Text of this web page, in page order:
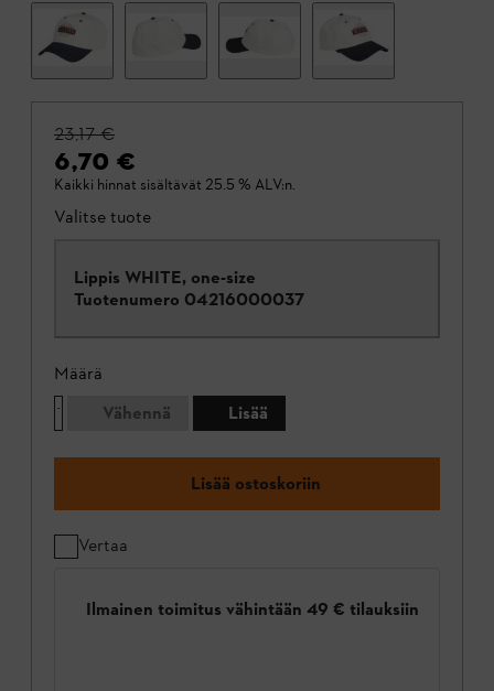
23,17 €
6,70 €
Kaikki hinnat sisältävät 25.5 % ALV:n.
Valitse tuote
Lippis WHITE, one-size
Tuotenumero 04216000037
Määrä
Vähennä
Lisää
Lisää ostoskoriin
Vertaa
Ilmainen toimitus vähintään 49 € tilauksiin